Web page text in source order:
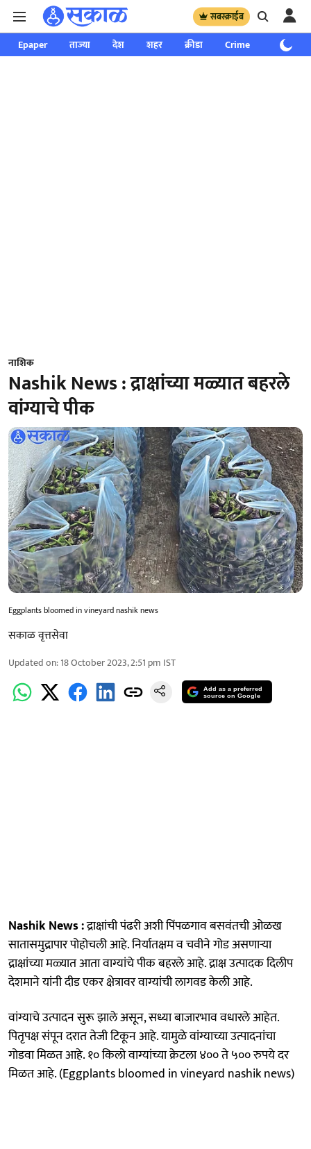
सबस्क्राईब
Epaper ताज्या देश शहर क्रीडा Crime साप्ताहिक
नाशिक
Nashik News : द्राक्षांच्या मळ्यात बहरले
वांग्याचे पीक
Eggplants bloomed in vineyard nashik news
सकाळ वृत्तसेवा
Updated on:18 October 2023, 2:51 pm IST
Add as a preferred
source on Google
Nashik News :द्राक्षांची पंढरी अशी पिंपळगाव बसवंतची ओळख
सातासमुद्रापार पोहोचली आहे. निर्यातक्षम व चवीने गोड असणाऱ्या
द्राक्षांच्या मळ्यात आता वाग्यांचे पीक बहरले आहे. द्राक्ष उत्पादक दिलीप
देशमाने यांनी दीड एकर क्षेत्रावर वाग्यांची लागवड केली आहे.
वांग्याचे उत्पादन सुरू झाले असून, सध्या बाजारभाव वधारले आहेत.
पितृपक्ष संपून दरात तेजी टिकून आहे. यामुळे वांग्याच्या उत्पादनांचा
गोडवा मिळत आहे. १० किलो वाग्यांच्या क्रेटला ४०० ते ५०० रुपये दर
मिळत आहे. (Eggplants bloomed in vineyard nashik news)